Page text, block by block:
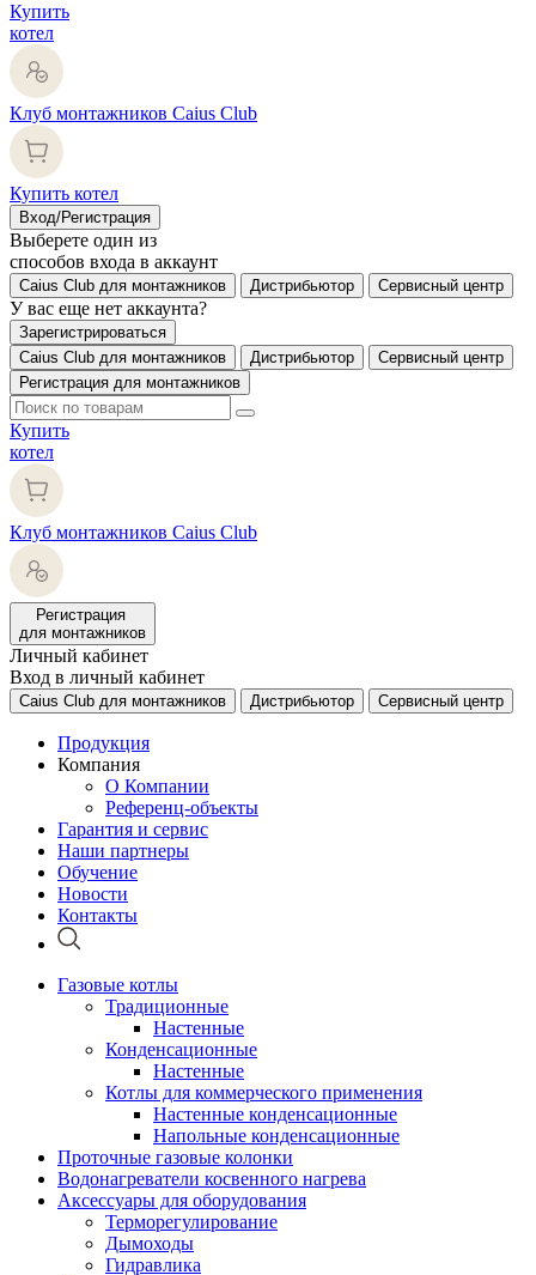
Купить
котел
Клуб монтажников Caius Club
Купить котел
Вход/Регистрация
Выберете один из
способов входа в аккаунт
Caius Club для монтажников Дистрибьютор Сервисный центр
У вас еще нет аккаунта?
Зарегистрироваться
Caius Club для монтажников
Дистрибьютор
Сервисный центр
Регистрация для монтажников
Купить
котел
Клуб монтажников Caius Club
Регистрация
для монтажников
Личный кабинет
Вход в личный кабинет
Caius Club для монтажников Дистрибьютор Сервисный центр
Продукция
Компания
О Компании
Референц-объекты
Гарантия и сервис
Наши партнеры
Обучение
Новости
Контакты
Газовые котлы
Традиционные
Настенные
Конденсационные
Настенные
Котлы для коммерческого применения
Настенные конденсационные
Напольные конденсационные
Проточные газовые колонки
Водонагреватели косвенного нагрева
Аксессуары для оборудования
Терморегулирование
Дымоходы
Гидравлика